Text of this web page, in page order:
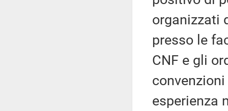
organizzati
presso le
CNF e gli
esperienza